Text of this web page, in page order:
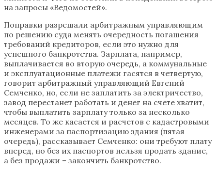
на запросы «Ведомостей».
Поправки разрешали арбитражным управляющим
по решению суда менять очередность погашения
требований кредиторов, если это нужно для
успешного банкротства. Зарплата, например,
выплачивается во вторую очередь, а коммунальные
и эксплуатационные платежи гасятся в четвертую,
говорит арбитражный управляющий Евгений
Семченко, но, если не заплатить за электричество,
завод перестанет работать и денег на счете хватит,
чтобы выплатить зарплату только за несколько
месяцев. То же касается и расчетов с кадастровыми
инженерами за паспортизацию здания (пятая
очередь), рассказывает Семченко: они требуют плату
вперед, но без их паспортов нельзя продать здание,
а без продажи – закончить банкротство.